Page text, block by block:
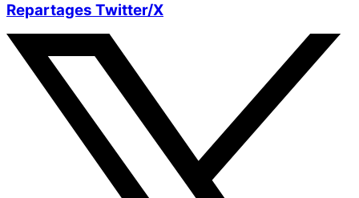
Repartages Twitter/X